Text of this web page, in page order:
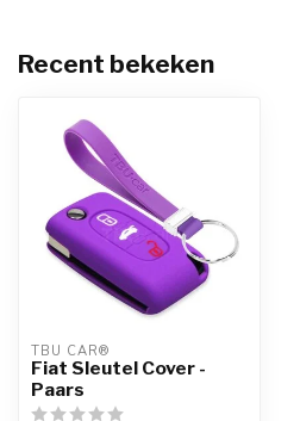
Recent bekeken
TBU CAR®
Fiat Sleutel Cover -
Paars